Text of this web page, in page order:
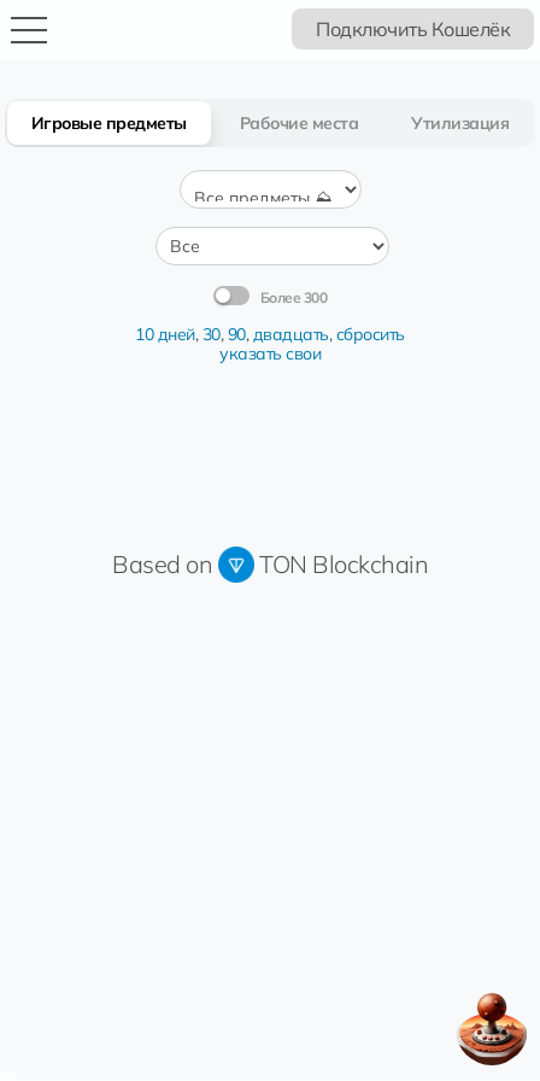
Подключить Кошелёк
Игровые предметы Рабочие места Утилизация
Более 300
10 дней,30,90,двадцать,сбросить
указать свои
Based on TON Blockchain